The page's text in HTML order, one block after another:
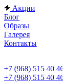
Акции
Блог
Образы
Галерея
Контакты
+7 (968) 515 40
+7 (968) 515 40